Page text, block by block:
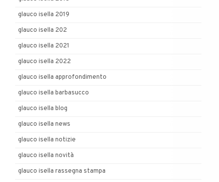
glauco isella 2019
glauco isella 202
glauco isella 2021
glauco isella 2022
glauco isella approfondimento
glauco isella barbasucco
glauco isella blog
glauco isella news
glauco isella notizie
glauco isella novità
glauco isella rassegna stampa